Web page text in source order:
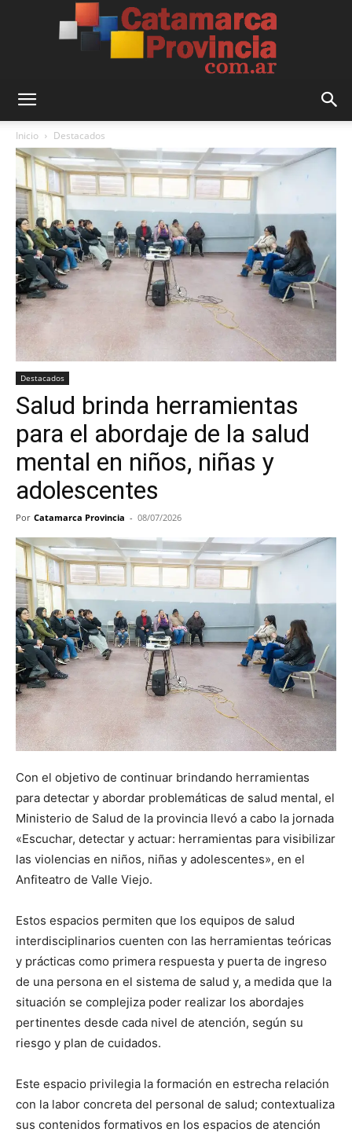
Provincia
Inicio Destacados
Destacados
Salud brinda herramientas
para el abordaje de la salud
mental en niños, niñas y
adolescentes
Por Catamarca Provincia - 08/07/2026
Con el objetivo de continuar brindando herramientas
para detectar y abordar problemáticas de salud mental, el
Ministerio de Salud de la provincia llevó a cabo la jornada
«Escuchar, detectar y actuar: herramientas para visibilizar
las violencias en niños, niñas y adolescentes», en el
Anfiteatro de Valle Viejo.
Estos espacios permiten que los equipos de salud
interdisciplinarios cuenten con las herramientas teóricas
y prácticas como primera respuesta y puerta de ingreso
de una persona en el sistema de salud y, a medida que la
situación se complejiza poder realizar los abordajes
pertinentes desde cada nivel de atención, según su
riesgo y plan de cuidados.
Este espacio privilegia la formación en estrecha relación
con la labor concreta del personal de salud; contextualiza
sus contenidos formativos en los espacios de atención